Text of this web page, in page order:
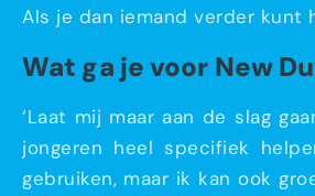
Als je dan iemand verder kunt
Wat ga je voor New
‘Laat mij maar aan de slag
jongeren heel specifiek
gebruiken, maar ik kan ook